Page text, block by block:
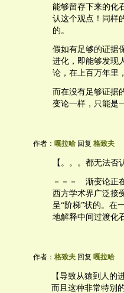
能够留存下来的化
认这个观点！同样
的。
假如有足够的证据
进化，即能够发现
论，在上百万年里
而在没有足够证据
变论一样，只能是
作者： 嘎拉哈 回复 格致夫
【。。。都无法
－－－ 渐变论正
西方学术界广泛接
呈“阶梯”状的。在
地解释中间过渡化
作者： 格致夫 回复 嘎拉哈
【导致从猿到人的
而且这种非常特别